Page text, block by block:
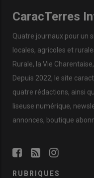
CaracTerres
Quatre journaux pour un
locales, agricoles et
Rurale, la Vie
Depuis 2022, le site
quatre rédactions, ainsi
liseuse numérique,
annonces, boutique
RUBRIQUES